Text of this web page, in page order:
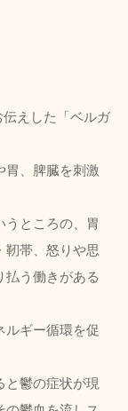
えした「ベルガ
胃、脾臓を刺激
うところの、胃
靭帯、怒りや思
払う働きがある
ルギー循環を促
と鬱の症状が現